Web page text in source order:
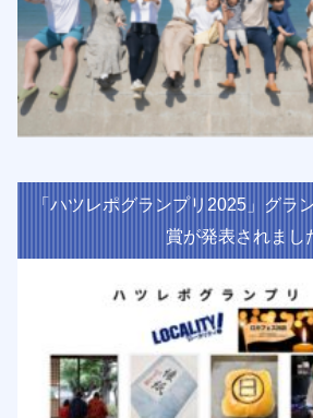
「ハツレポグランプリ2025」グラ
賞が発表されまし